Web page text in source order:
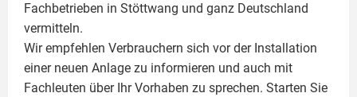
Fachbetrieben in Stöttwang und ganz Deutschland
vermitteln.
Wir empfehlen Verbrauchern sich vor der Installation
einer neuen Anlage zu informieren und auch mit
Fachleuten über Ihr Vorhaben zu sprechen. Starten Sie